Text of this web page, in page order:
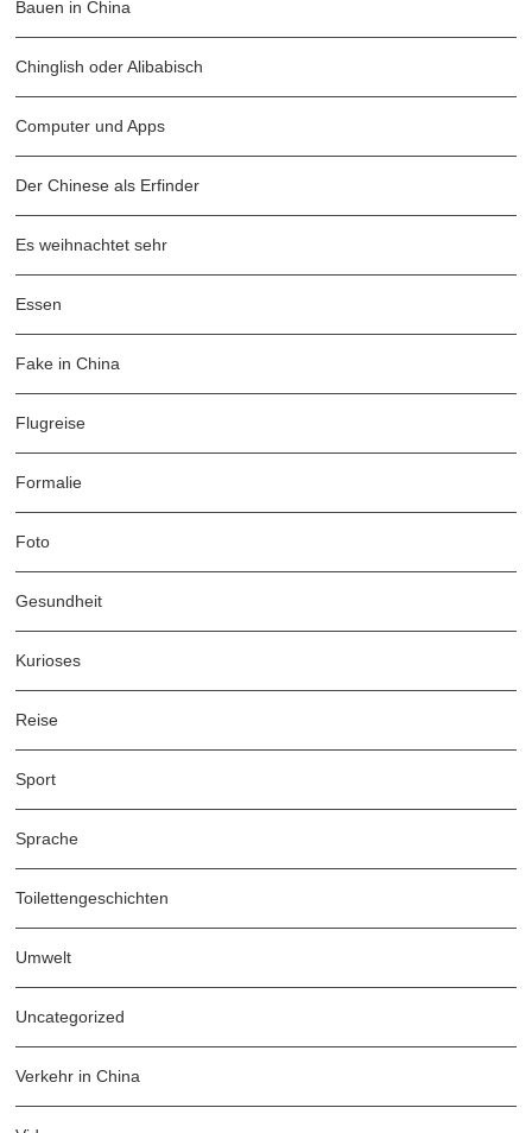
Bauen in China
Chinglish oder Alibabisch
Computer und Apps
Der Chinese als Erfinder
Es weihnachtet sehr
Essen
Fake in China
Flugreise
Formalie
Foto
Gesundheit
Kurioses
Reise
Sport
Sprache
Toilettengeschichten
Umwelt
Uncategorized
Verkehr in China